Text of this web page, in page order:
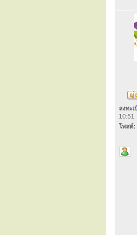
ลงทะ
10:51
โพสต์: